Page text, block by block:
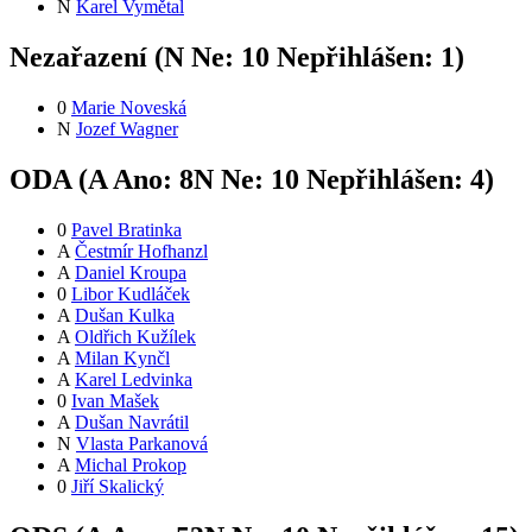
N Karel Vymětal
Nezařazení (N Ne: 10 Nepřihlášen: 1)
0 Marie Noveská
N Jozef Wagner
ODA (A Ano: 8N Ne: 10 Nepřihlášen: 4)
0 Pavel Bratinka
A Čestmír Hofhanzl
A Daniel Kroupa
0 Libor Kudláček
A Dušan Kulka
A Oldřich Kužílek
A Milan Kynčl
A Karel Ledvinka
0 Ivan Mašek
A Dušan Navrátil
N Vlasta Parkanová
A Michal Prokop
0 Jiří Skalický